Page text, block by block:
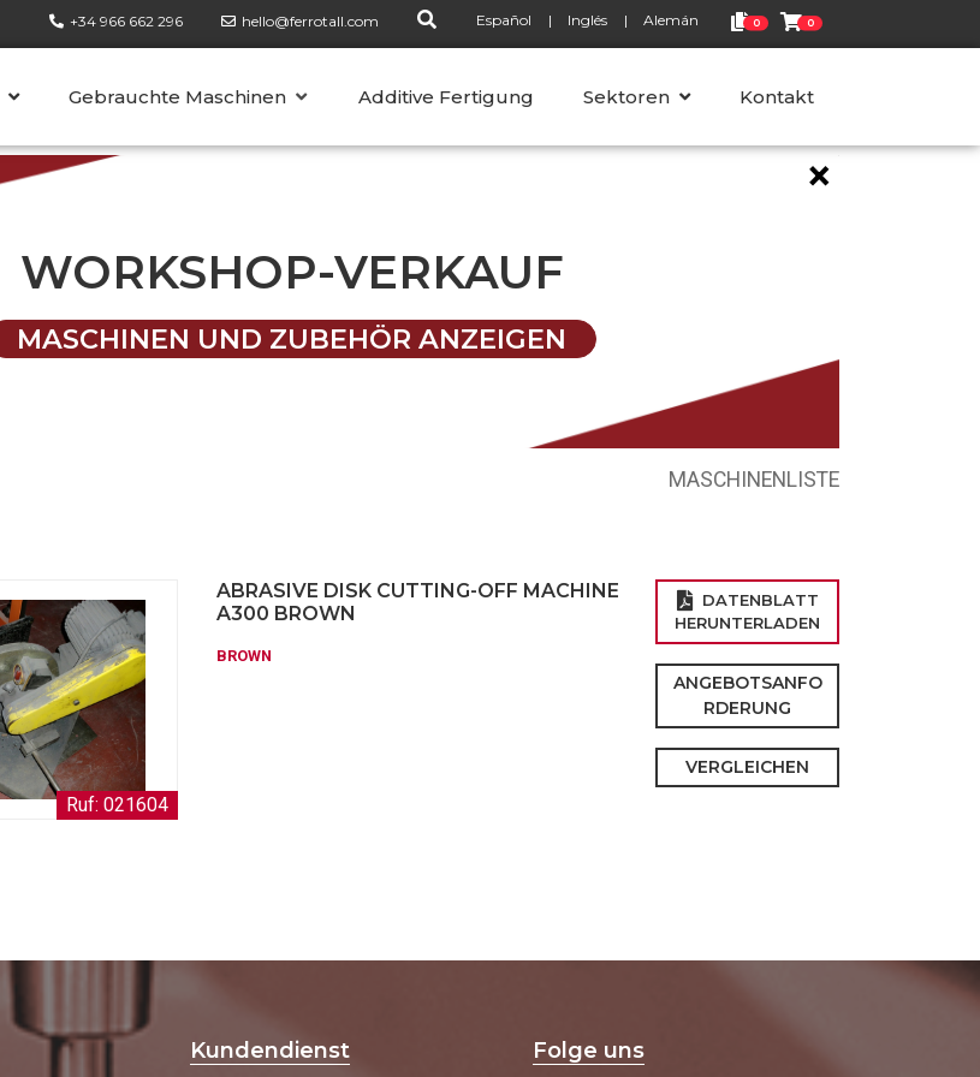
Gebrauchte MaschinenKATEGORIENAdditive Fertigung Sektoren Kontakt
+34 966 662 296 hello@ferrotall.com Español Inglés Alemán 0 0
×
WORKSHOP-VERKAUF
MASCHINEN UND ZUBEHÖR ANZEIGEN
MASCHINENLISTE
Ruf: 021604
ABRASIVE DISK CUTTING-OFF MACHINE
A300 BROWN
BROWN
DATENBLATT
HERUNTERLADEN
ANGEBOTSANFO
RDERUNG
VERGLEICHEN
Kundendienst Folge uns